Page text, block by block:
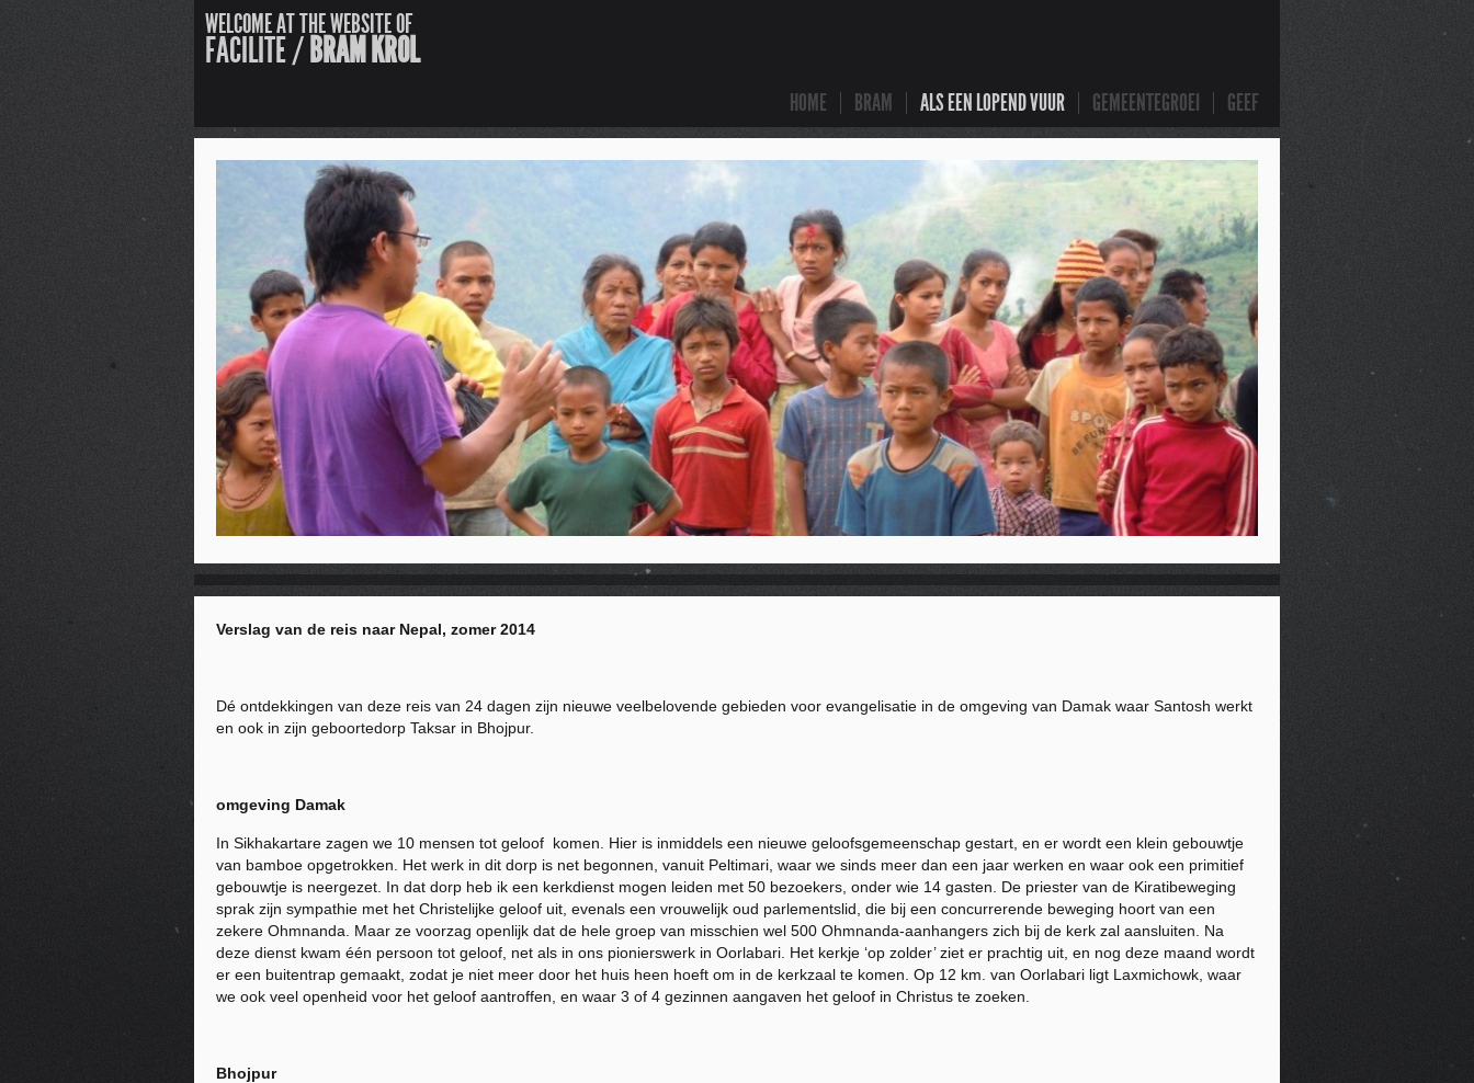
WELCOME AT THE WEBSITE OF
FACILITE / BRAM KROL
HOME BRAM ALS EEN LOPEND VUUR GEMEENTEGROEI GEEF
Verslag van de reis naar Nepal, zomer 2014
Dé ontdekkingen van deze reis van 24 dagen zijn nieuwe veelbelovende gebieden voor evangelisatie in de omgeving van Damak waar Santosh werkt
en ook in zijn geboortedorp Taksar in Bhojpur.
omgeving Damak
In Sikhakartare zagen we 10 mensen tot geloof komen. Hier is inmiddels een nieuwe geloofsgemeenschap gestart, en er wordt een klein gebouwtje
van bamboe opgetrokken. Het werk in dit dorp is net begonnen, vanuit Peltimari, waar we sinds meer dan een jaar werken en waar ook een primitief
gebouwtje is neergezet. In dat dorp heb ik een kerkdienst mogen leiden met 50 bezoekers, onder wie 14 gasten. De priester van de Kiratibeweging
sprak zijn sympathie met het Christelijke geloof uit, evenals een vrouwelijk oud parlementslid, die bij een concurrerende beweging hoort van een
zekere Ohmnanda. Maar ze voorzag openlijk dat de hele groep van misschien wel 500 Ohmnanda-aanhangers zich bij de kerk zal aansluiten. Na
deze dienst kwam één persoon tot geloof, net als in ons pionierswerk in Oorlabari. Het kerkje ‘op zolder’ ziet er prachtig uit, en nog deze maand wordt
er een buitentrap gemaakt, zodat je niet meer door het huis heen hoeft om in de kerkzaal te komen. Op 12 km. van Oorlabari ligt Laxmichowk, waar
we ook veel openheid voor het geloof aantroffen, en waar 3 of 4 gezinnen aangaven het geloof in Christus te zoeken.
Bhojpur